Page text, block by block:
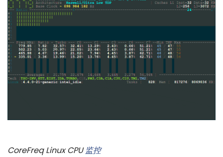
CoreFreq Linux CPU监控